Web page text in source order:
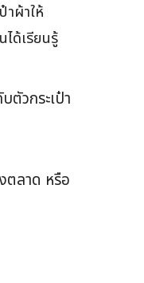
ผ้าให้
ด้เรียนรู้
ตัวกระเป๋า
ตลาด หรือ